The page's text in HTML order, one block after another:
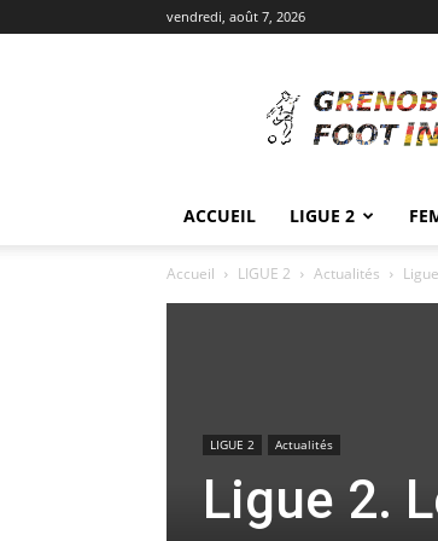
vendredi, août 7, 2026
Foot
Info
ACCUEIL LIGUE 2
Accueil LIGUE 2 Actualités
LIGUE 2 Actualités
Ligue 2.